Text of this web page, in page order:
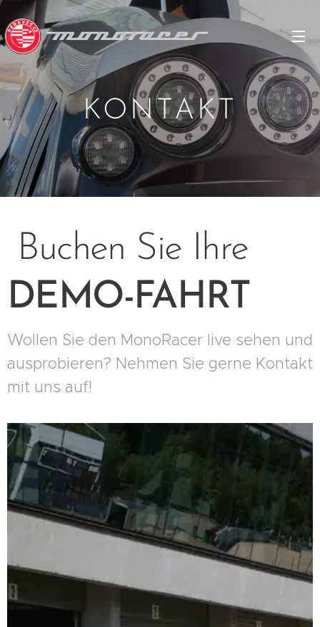
KONTAKT
Buchen Sie Ihre
DEMO-FAHRT
Wollen Sie den MonoRacer live sehen und
ausprobieren? Nehmen Sie gerne Kontakt
mit uns auf!